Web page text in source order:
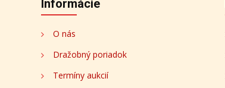
Informácie
O nás
Dražobný poriadok
Termíny aukcií